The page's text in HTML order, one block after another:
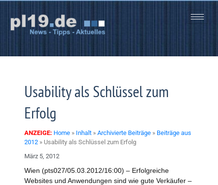
Zum
springen
Usability als Schlüssel zum
Erfolg
ANZEIGE: Home » Inhalt » Archivierte Beiträge » Beiträge aus
2012 » Usability als Schlüssel zum Erfolg
März 5, 2012
Wien (pts027/05.03.2012/16:00) – Erfolgreiche
Websites und Anwendungen sind wie gute Verkäufer –